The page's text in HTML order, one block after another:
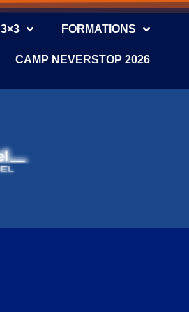
3×3 FORMATIONS
CAMP NEVERSTOP 2026